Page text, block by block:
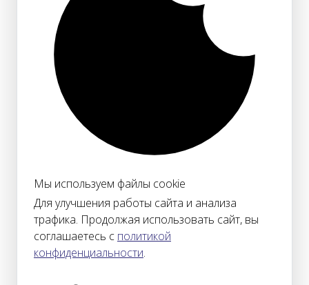
Мы используем файлы cookie
Для улучшения работы сайта и анализа
трафика. Продолжая использовать сайт, вы
соглашаетесь с политикой
конфиденциальности.